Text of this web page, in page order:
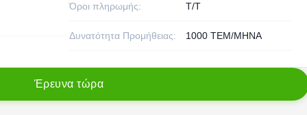
Όροι πληρωμής: T/T
Δυνατότητα Προμήθειας: 1000 ΤΕΜ/ΜΗΝΑ
Έρευνα τώρα